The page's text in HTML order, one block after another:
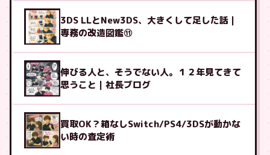
3DS LLとNew3DS、大きくして足した話｜
専務の改造図鑑⑪
伸びる人と、そうでない人。１２年見てきて
思うこと｜社長ブログ
買取OK？箱なしSwitch/PS4/3DSが動かな
い時の査定術